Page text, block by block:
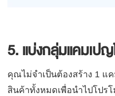
5. แบ่งกลุ่มแคมเป
คุณไม่จำเป็นต้องสร้าง 1 แ
สินค้าทั้งหมดเพื่อนำไปโปรโ